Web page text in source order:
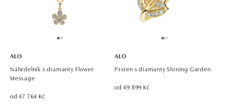
ALO
Náhrdelník s diamanty Flower
Message
od 47 764 Kč
ALO
Prsten s diamanty Shining Garden
od 49 899 Kč